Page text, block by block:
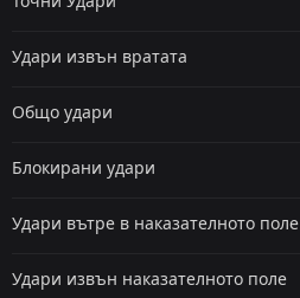
Удари извън вратата
Общо удари
Блокирани удари
Удари вътре в наказателното поле
Удари извън наказателното поле